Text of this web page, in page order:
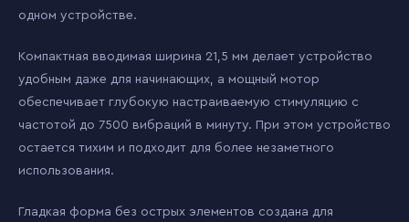
одном устройстве.
Компактная вводимая ширина 21,5 мм делает устройство
удобным даже для начинающих, а мощный мотор
обеспечивает глубокую настраиваемую стимуляцию с
частотой до 7500 вибраций в минуту. При этом устройство
остается тихим и подходит для более незаметного
использования.
Гладкая форма без острых элементов создана для